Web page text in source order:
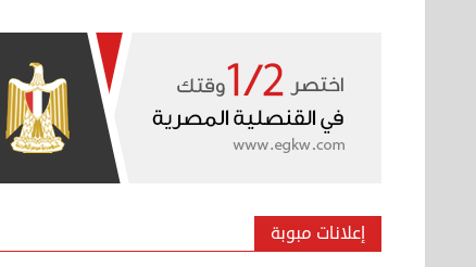
إعلانات مبوبة
نقل عفش المنطقه العاشره 50636444 فك
وتركيب ...
السبت 07 سبتمبر 2024 04:08 م
الأربعاء 04 سبتمبر 2024 08:20 م
نقل عفش الكويت 50636444 فك وتركيب ايكيا